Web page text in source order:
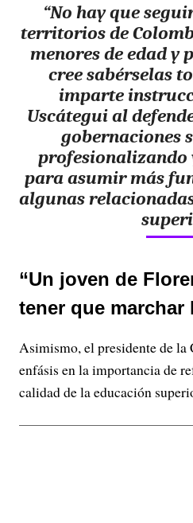
“No hay que
territorios de
menores de edad y
cree sabérselas
imparte
Uscátegui al
gobernaciones
profesionalizando
para asumir más
algunas
“Un joven de
tener que marchar
Asimismo, el presidente de
enfásis en la importancia de
calidad de la educación